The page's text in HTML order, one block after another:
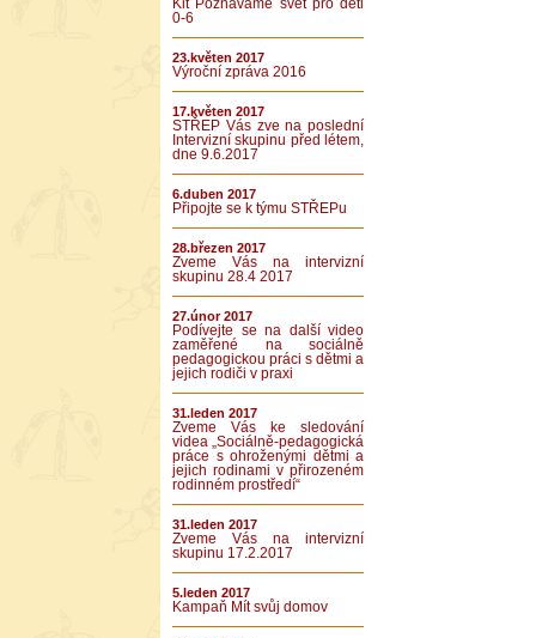
Kit Poznáváme svět pro děti
0-6
23.květen 2017
Výroční zpráva 2016
17.květen 2017
STŘEP Vás zve na poslední
Intervizní skupinu před létem,
dne 9.6.2017
6.duben 2017
Připojte se k týmu STŘEPu
28.březen 2017
Zveme Vás na intervizní
skupinu 28.4 2017
27.únor 2017
Podívejte se na další video
zaměřené na sociálně
pedagogickou práci s dětmi a
jejich rodiči v praxi
31.leden 2017
Zveme Vás ke sledování
videa „Sociálně-pedagogická
práce s ohroženými dětmi a
jejich rodinami v přirozeném
rodinném prostředí“
31.leden 2017
Zveme Vás na intervizní
skupinu 17.2.2017
5.leden 2017
Kampaň Mít svůj domov